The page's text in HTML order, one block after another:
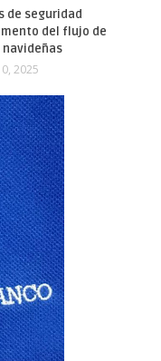
de seguridad
del flujo de
2025